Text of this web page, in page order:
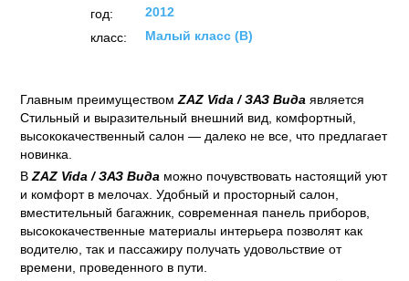
год:
2012
класс:
Малый класс (B)
Главным преимуществомZAZ Vida / ЗАЗ Вида является
Стильный и выразительный внешний вид, комфортный,
высококачественный салон — далеко не все, что предлагает
новинка.
ВZAZ Vida / ЗАЗ Вида можно почувствовать настоящий уют
и комфорт в мелочах. Удобный и просторный салон,
вместительный багажник, современная панель приборов,
высококачественные материалы интерьера позволят как
водителю, так и пассажиру получать удовольствие от
времени, проведенного в пути.